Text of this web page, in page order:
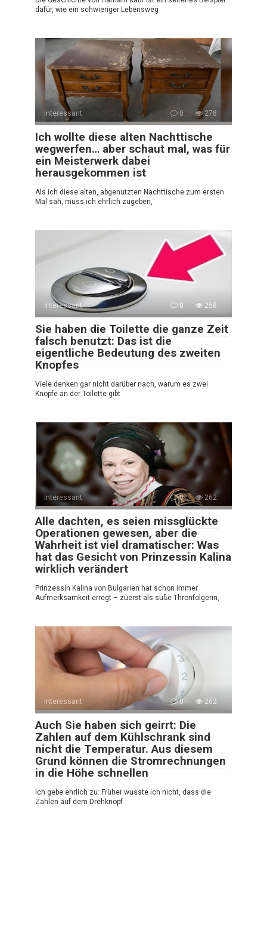
dafür, wie ein schwieriger Lebensweg
Interessant 0 278
Ich wollte diese alten Nachttische
wegwerfen… aber schaut mal, was für
ein Meisterwerk dabei
herausgekommen ist
Als ich diese alten, abgenutzten Nachttische zum ersten
Mal sah, muss ich ehrlich zugeben,
Interessant 0 258
Sie haben die Toilette die ganze Zeit
falsch benutzt: Das ist die
eigentliche Bedeutung des zweiten
Knopfes
Viele denken gar nicht darüber nach, warum es zwei
Knöpfe an der Toilette gibt
Interessant 0 262
Alle dachten, es seien missglückte
Operationen gewesen, aber die
Wahrheit ist viel dramatischer: Was
hat das Gesicht von Prinzessin Kalina
wirklich verändert
Prinzessin Kalina von Bulgarien hat schon immer
Aufmerksamkeit erregt – zuerst als süße Thronfolgerin,
Interessant 0 262
Auch Sie haben sich geirrt: Die
Zahlen auf dem Kühlschrank sind
nicht die Temperatur. Aus diesem
Grund können die Stromrechnungen
in die Höhe schnellen
Ich gebe ehrlich zu: Früher wusste ich nicht, dass die
Zahlen auf dem Drehknopf